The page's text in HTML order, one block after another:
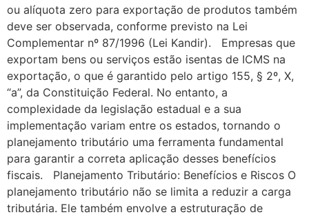
ou alíquota zero para exportação de produtos também
deve ser observada, conforme previsto na Lei
Complementar nº 87/1996 (Lei Kandir). Empresas que
exportam bens ou serviços estão isentas de ICMS na
exportação, o que é garantido pelo artigo 155, § 2º, X,
“a”, da Constituição Federal. No entanto, a
complexidade da legislação estadual e a sua
implementação variam entre os estados, tornando o
planejamento tributário uma ferramenta fundamental
para garantir a correta aplicação desses benefícios
fiscais. Planejamento Tributário: Benefícios e Riscos O
planejamento tributário não se limita a reduzir a carga
tributária. Ele também envolve a estruturação de